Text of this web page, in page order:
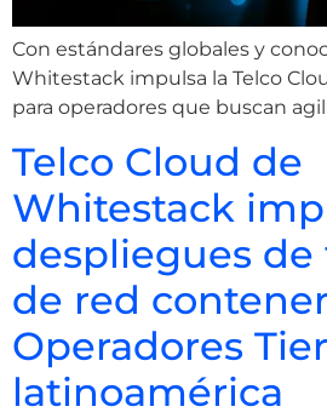
Con estándares globales y
Whitestack impulsa la Telco
para operadores que buscan
Telco Cloud de
Whitestack
despliegues de
de red
Operadores
latinoamérica